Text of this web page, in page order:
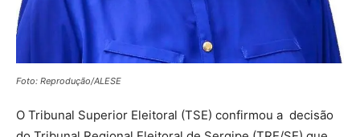
Foto: Reprodução/ALESE
O Tribunal Superior Eleitoral (TSE) confirmou a decisão